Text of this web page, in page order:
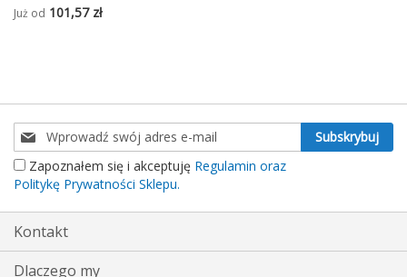
Już od 101,57 zł
Subskrybuj
nasz
newsletter:
Subskrybuj
Zapoznałem się i akceptuję Regulamin oraz
Politykę Prywatności Sklepu.
Kontakt
Dlaczego my